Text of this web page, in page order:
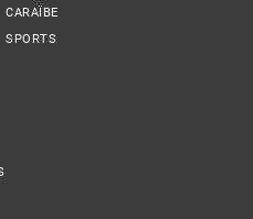
CARAÏBE
SPORTS